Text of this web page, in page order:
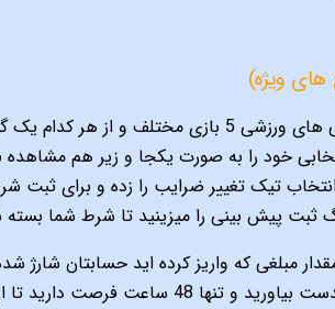
ویژه)
کاربرعزیز شما میبایست در پیشبینی های
میبایست 5 گزینه انتخابی خود را به صورت یکجا و
3 باشد.بعد از انتخاب تیک تغییر ضرایب را زده و
پیش بینی را میزینید تا شرط شما بسته
مبلغی که واریز کرده اید حسابتان
دارید تا از انها استفاده کنید.